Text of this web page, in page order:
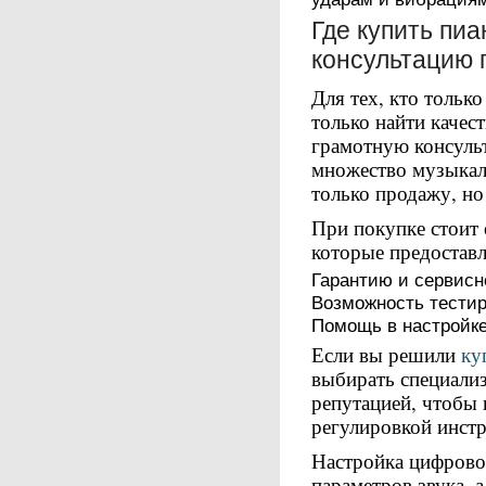
Где купить
консультацию
Для тех, кто
только найти
грамотную
множество
только продажу,
При покупке стоит
которые
Гарантию и
Возможность
Помощь в
Если вы решили
выбирать
репутацией, чтобы
регулировкой
Настройка